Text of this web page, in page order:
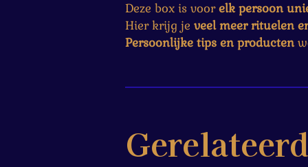
Deze box is voorelk persoon
Hier krijg je veel meer rituelen
Persoonlijke tips en producten